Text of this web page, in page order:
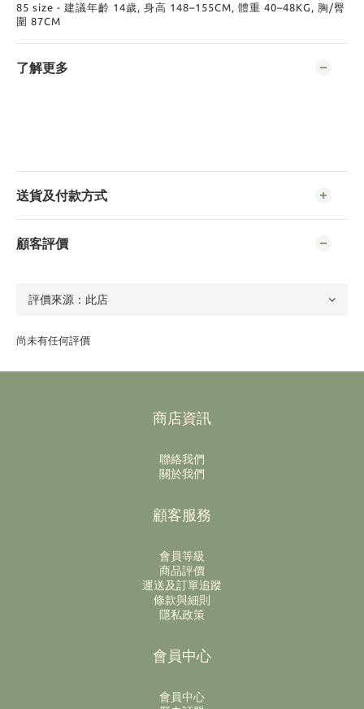
85 size - 建議年齡 14歲, 身高 148–155CM, 體重 40–48KG, 胸/臀
圍 87CM
了解更多
送貨及付款方式
顧客評價
尚未有任何評價
商店資訊
聯絡我們
關於我們
顧客服務
會員等級
商品評價
運送及訂單追蹤
條款與細則
隱私政策
會員中心
會員中心